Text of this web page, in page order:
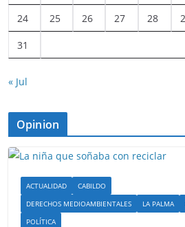
24 25 26 27 28
31
« Jul
Opinion
ACTUALIDAD
CABILDO
DERECHOS MEDIOAMBIENTALES
LA PALMA
POLÍTICA